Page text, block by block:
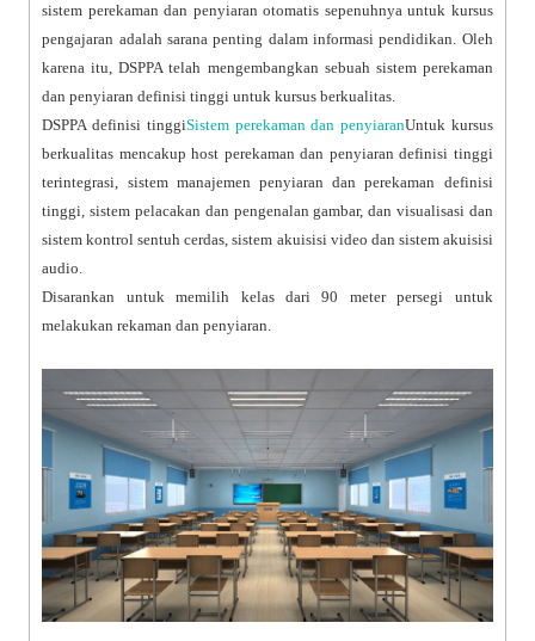
sistem perekaman dan penyiaran otomatis sepenuhnya untuk kursus
pengajaran adalah sarana penting dalam informasi pendidikan. Oleh
karena itu, DSPPA telah mengembangkan sebuah sistem perekaman
dan penyiaran definisi tinggi untuk kursus berkualitas.
DSPPA definisi tinggiSistem perekaman dan penyiaranUntuk kursus
berkualitas mencakup host perekaman dan penyiaran definisi tinggi
terintegrasi, sistem manajemen penyiaran dan perekaman definisi
tinggi, sistem pelacakan dan pengenalan gambar, dan visualisasi dan
sistem kontrol sentuh cerdas, sistem akuisisi video dan sistem akuisisi
audio.
Disarankan untuk memilih kelas dari 90 meter persegi untuk
melakukan rekaman dan penyiaran.